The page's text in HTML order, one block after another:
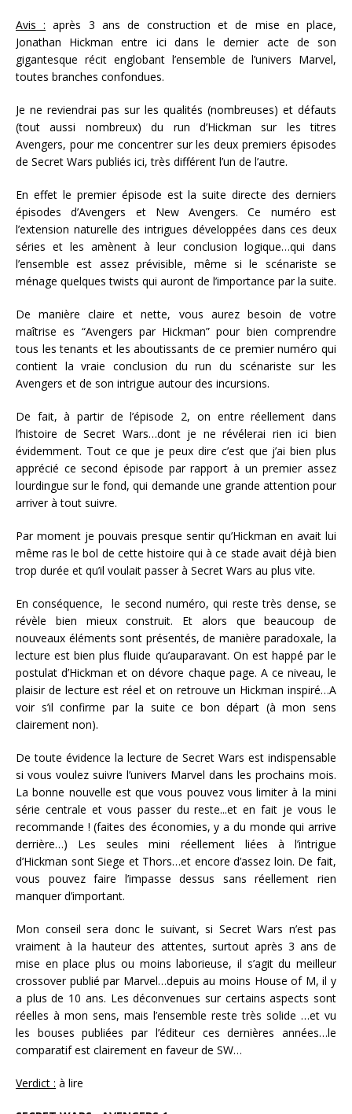
Avis : après 3 ans de construction et de mise en place,
Jonathan Hickman entre ici dans le dernier acte de son
gigantesque récit englobant l’ensemble de l’univers Marvel,
toutes branches confondues.
Je ne reviendrai pas sur les qualités (nombreuses) et défauts
(tout aussi nombreux) du run d’Hickman sur les titres
Avengers, pour me concentrer sur les deux premiers épisodes
de Secret Wars publiés ici, très différent l’un de l’autre.
En effet le premier épisode est la suite directe des derniers
épisodes d’Avengers et New Avengers. Ce numéro est
l’extension naturelle des intrigues développées dans ces deux
séries et les amènent à leur conclusion logique…qui dans
l’ensemble est assez prévisible, même si le scénariste se
ménage quelques twists qui auront de l’importance par la suite.
De manière claire et nette, vous aurez besoin de votre
maîtrise es “Avengers par Hickman” pour bien comprendre
tous les tenants et les aboutissants de ce premier numéro qui
contient la vraie conclusion du run du scénariste sur les
Avengers et de son intrigue autour des incursions.
De fait, à partir de l’épisode 2, on entre réellement dans
l’histoire de Secret Wars…dont je ne révélerai rien ici bien
évidemment. Tout ce que je peux dire c’est que j’ai bien plus
apprécié ce second épisode par rapport à un premier assez
lourdingue sur le fond, qui demande une grande attention pour
arriver à tout suivre.
Par moment je pouvais presque sentir qu’Hickman en avait lui
même ras le bol de cette histoire qui à ce stade avait déjà bien
trop durée et qu’il voulait passer à Secret Wars au plus vite.
En conséquence, le second numéro, qui reste très dense, se
révèle bien mieux construit. Et alors que beaucoup de
nouveaux éléments sont présentés, de manière paradoxale, la
lecture est bien plus fluide qu’auparavant. On est happé par le
postulat d’Hickman et on dévore chaque page. A ce niveau, le
plaisir de lecture est réel et on retrouve un Hickman inspiré…A
voir s’il confirme par la suite ce bon départ (à mon sens
clairement non).
De toute évidence la lecture de Secret Wars est indispensable
si vous voulez suivre l’univers Marvel dans les prochains mois.
La bonne nouvelle est que vous pouvez vous limiter à la mini
série centrale et vous passer du reste...et en fait je vous le
recommande ! (faites des économies, y a du monde qui arrive
derrière…) Les seules mini réellement liées à l’intrigue
d’Hickman sont Siege et Thors…et encore d’assez loin. De fait,
vous pouvez faire l’impasse dessus sans réellement rien
manquer d’important.
Mon conseil sera donc le suivant, si Secret Wars n’est pas
vraiment à la hauteur des attentes, surtout après 3 ans de
mise en place plus ou moins laborieuse, il s’agit du meilleur
crossover publié par Marvel…depuis au moins House of M, il y
a plus de 10 ans. Les déconvenues sur certains aspects sont
réelles à mon sens, mais l’ensemble reste très solide …et vu
les bouses publiées par l’éditeur ces dernières années…le
comparatif est clairement en faveur de SW…
Verdict : à lire